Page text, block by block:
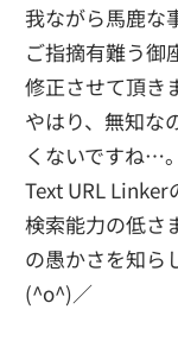
我ながら馬鹿
ご指摘有難う御
修正させて頂き
やはり、無知な
くないですね…。
Text URL Linker
検索能力の低さ
の愚かさを知ら
(^o^)／